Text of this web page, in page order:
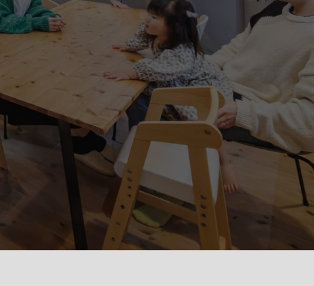
スタッフ紹介
プライバシーポリシー
賃貸管理サイトはこちら
会社に関することや物件についての
お問い合わせはこちらから